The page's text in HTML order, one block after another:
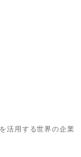
活用する世界の企業